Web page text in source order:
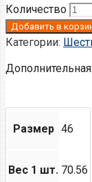
Количество
Добавить в
Категории:
Размер 46
Вес 1 шт. 70.56